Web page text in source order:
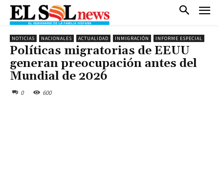
NOTICIAS NACIONALES ACTUALIDAD INMIGRACIÓN INFORME ESPECIAL
Políticas migratorias de EEUU
generan preocupación antes del
Mundial de 2026
0 600